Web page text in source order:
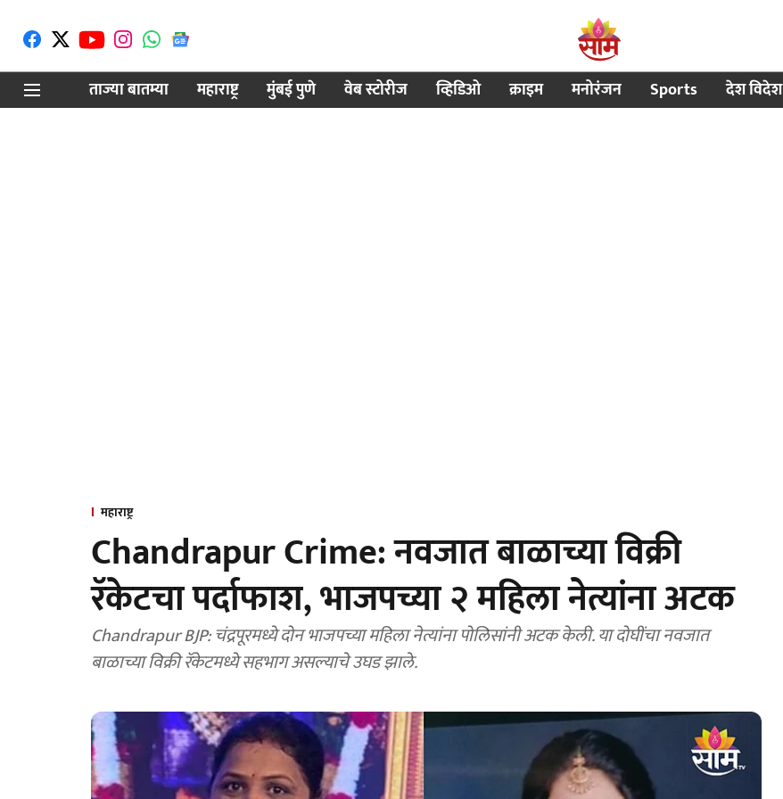
ताज्या बातम्या
महाराष्ट्र मुंबई पुणे वेब स्टोरीज व्हिडिओ क्राइम मनोरंजन Sports देश विदेश
महाराष्ट्र
Chandrapur Crime: नवजात बाळाच्या विक्री
रॅकेटचा पर्दाफाश, भाजपच्या २ महिला नेत्यांना अटक
Chandrapur BJP: चंद्रपूरमध्ये दोन भाजपच्या महिला नेत्यांना पोलिसांनी अटक केली. या दोघींचा नवजात
बाळाच्या विक्री रॅकेटमध्ये सहभाग असल्याचे उघड झाले.